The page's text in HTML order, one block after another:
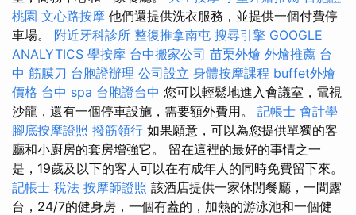
桃園 文心路按摩 他們還提供洗衣服務，並提供一個付費停
車場。 附近牙科診所 整復推拿南屯 搜尋引擎 GOOGLE
ANALYTICS 學按摩 台中搬家公司 苗栗外燴 外燴推薦 台
中 筋膜刀 台胞證辦理 公司設立 身體按摩課程 buffet外燴
價格 台中 spa 台胞證台中 您可以輕鬆地進入會議室，電視
沙龍，還有一個停車設施，需要額外費用。 記帳士 會計學
腳底按摩證照 撥筋領行 如果願意，可以為您提供單獨的客
廳和小廚房的套房增強它。 留在這裡的最好的事情之一
是，19歲及以下的客人可以在有成年人的同時免費留下來。
記帳士 稅法 按摩師證照 該酒店提供一家休閒餐廳，一間露
台，24/7的健身房，一個有蓋的，加熱的游泳池和一個健